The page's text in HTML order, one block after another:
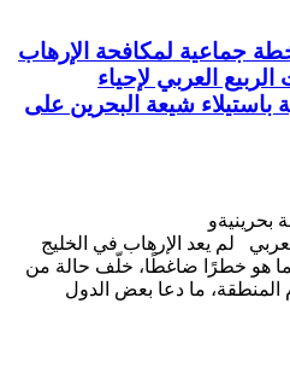
جماعية لمكافحة الإرهاب
الربيع العربي لإحياء
باستيلاء شيعة البحرين على
بحرينيةو
لم يعد الإرهاب في الخليج
ما هو خطرًا ضاغطًا، خلّف حالة من
المنطقة، ما دعا بعض الدول